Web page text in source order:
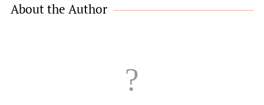
About the Author